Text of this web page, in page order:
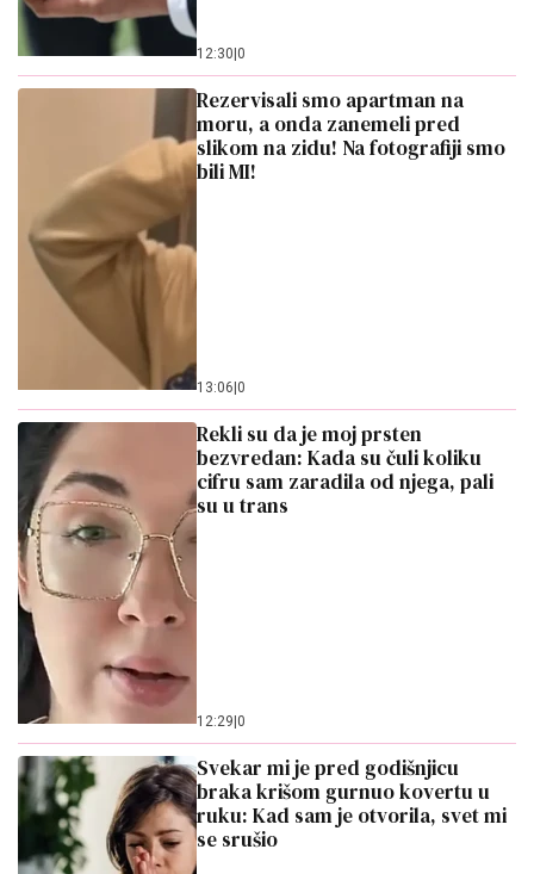
12:30 0
Rezervisali smo apartman na
moru, a onda zanemeli pred
slikom na zidu! Na fotografiji smo
bili MI!
13:06 0
Rekli su da je moj prsten
bezvredan: Kada su čuli koliku
cifru sam zaradila od njega, pali
su u trans
12:29 0
Svekar mi je pred godišnjicu
braka krišom gurnuo kovertu u
ruku: Kad sam je otvorila, svet mi
se srušio